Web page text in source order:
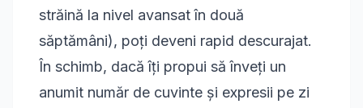
străină la nivel avansat în două
săptămâni), poți deveni rapid descurajat.
În schimb, dacă îți propui să înveți un
anumit număr de cuvinte și expresii pe zi